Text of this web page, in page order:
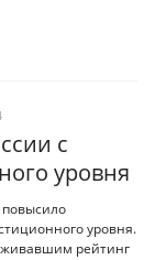
с
уровня
уровня.
рейтинг